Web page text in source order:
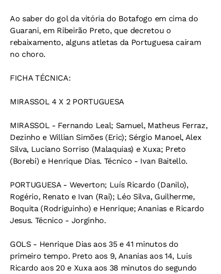
Ao saber do gol da vitória do Botafogo em cima do
Guarani, em Ribeirão Preto, que decretou o
rebaixamento, alguns atletas da Portuguesa caíram
no choro.
FICHA TÉCNICA:
MIRASSOL 4 X 2 PORTUGUESA
MIRASSOL - Fernando Leal; Samuel, Matheus Ferraz,
Dezinho e Willian Simões (Eric); Sérgio Manoel, Alex
Silva, Luciano Sorriso (Malaquias) e Xuxa; Preto
(Borebi) e Henrique Dias. Técnico - Ivan Baitello.
PORTUGUESA - Weverton; Luís Ricardo (Danilo),
Rogério, Renato e Ivan (Rai); Léo Silva, Guilherme,
Boquita (Rodriguinho) e Henrique; Ananias e Ricardo
Jesus. Técnico - Jorginho.
GOLS - Henrique Dias aos 35 e 41 minutos do
primeiro tempo. Preto aos 9, Ananias aos 14, Luis
Ricardo aos 20 e Xuxa aos 38 minutos do segundo